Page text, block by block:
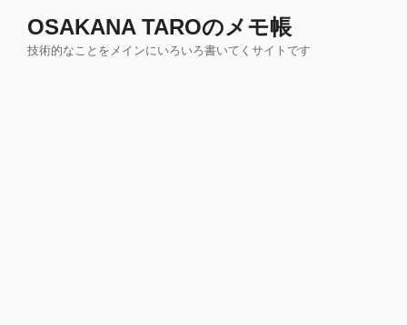
OSAKANA TAROのメモ帳
技術的なことをメインにいろいろ書いてくサイトです